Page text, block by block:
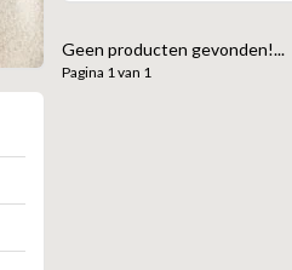
Geen producten gevonden!...
Pagina 1 van 1